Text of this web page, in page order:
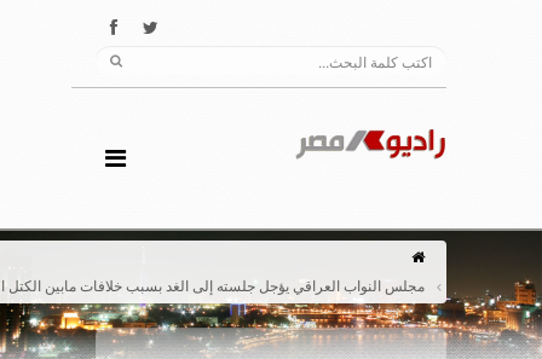
مجلس النواب العراقي يؤجل جلسته إلى الغد بسبب خلافات مابين الكتل السياسية